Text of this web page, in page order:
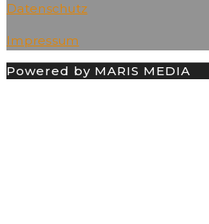
Datenschutz
Impressum
Powered by MARIS MEDIA